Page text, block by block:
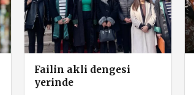
Failin akli dengesi
yerinde